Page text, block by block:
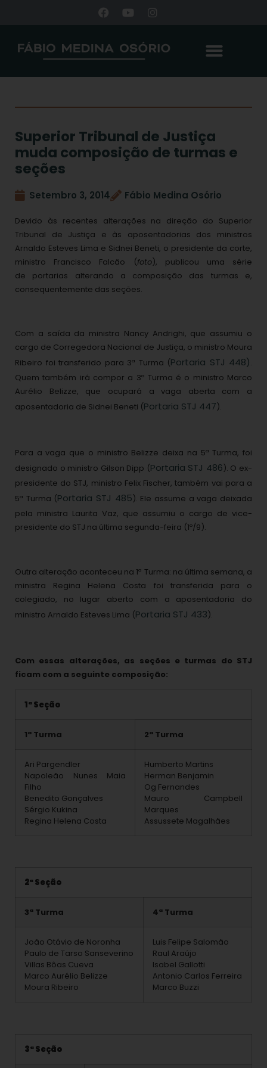
Superior Tribunal de Justiça
muda composição de turmas e
seções
Setembro 3, 2014 Fábio Medina Osório
Devido às recentes alterações na direção do Superior
Tribunal de Justiça e às aposentadorias dos ministros
Arnaldo Esteves Lima e Sidnei Beneti, o presidente da corte,
ministro Francisco Falcão (foto), publicou uma série
de portarias alterando a composição das turmas e,
consequentemente das seções.
Com a saída da ministra Nancy Andrighi, que assumiu o
cargo de Corregedora Nacional de Justiça, o ministro Moura
Ribeiro foi transferido para 3ª Turma (Portaria STJ 448).
Quem também irá compor a 3ª Turma é o ministro Marco
Aurélio Belizze, que ocupará a vaga aberta com a
aposentadoria de Sidnei Beneti (Portaria STJ 447).
Para a vaga que o ministro Belizze deixa na 5ª Turma, foi
designado o ministro Gilson Dipp (Portaria STJ 486). O ex-
presidente do STJ, ministro Felix Fischer, também vai para a
5ª Turma (Portaria STJ 485). Ele assume a vaga deixada
pela ministra Laurita Vaz, que assumiu o cargo de vice-
presidente do STJ na última segunda-feira (1º/9).
Outra alteração aconteceu na 1ª Turma: na última semana, a
ministra Regina Helena Costa foi transferida para o
colegiado, no lugar aberto com a aposentadoria do
ministro Arnaldo Esteves Lima (Portaria STJ 433).
Com essas alterações, as seções e turmas do STJ
ficam com a seguinte composição:
1ª Seção
1ª Turma 2ª Turma
Ari Pargendler
Napoleão Nunes Maia
Filho
Benedito Gonçalves
Sérgio Kukina
Regina Helena Costa
Humberto Martins
Herman Benjamin
Og Fernandes
Mauro Campbell
Marques
Assussete Magalhães
2ª Seção
3ª Turma 4ª Turma
João Otávio de Noronha
Paulo de Tarso Sanseverino
Villas Bôas Cueva
Marco Aurélio Belizze
Moura Ribeiro
Luis Felipe Salomão
Raul Araújo
Isabel Gallotti
Antonio Carlos Ferreira
Marco Buzzi
3ª Seção